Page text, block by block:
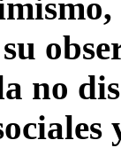
no